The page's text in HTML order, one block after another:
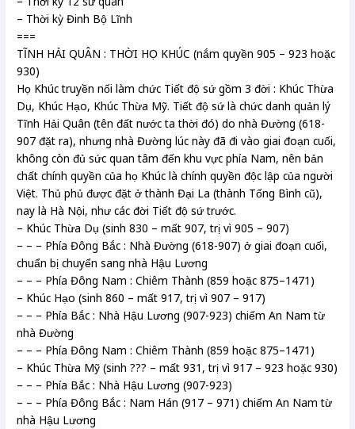
– Thời kỳ Đinh Bộ Lĩnh
===
TĨNH HẢI QUÂN : THỜI HỌ KHÚC (nắm quyền 905 – 923 hoặc
930)
Họ Khúc truyền nối làm chức Tiết độ sứ gồm 3 đời : Khúc Thừa
Dụ, Khúc Hạo, Khúc Thừa Mỹ. Tiết độ sứ là chức danh quản lý
Tĩnh Hải Quân (tên đất nước ta thời đó) do nhà Đường (618-
907 đặt ra), nhưng nhà Đường lúc này đã đi vào giai đoạn cuối,
không còn đủ sức quan tâm đến khu vực phía Nam, nên bản
chất chính quyền của họ Khúc là chính quyền độc lập của người
Việt. Thủ phủ được đặt ở thành Đại La (thành Tống Bình cũ),
nay là Hà Nội, như các đời Tiết độ sứ trước.
– Khúc Thừa Dụ (sinh 830 – mất 907, trị vì 905 – 907)
– – – Phía Đông Bắc : Nhà Đường (618-907) ở giai đoạn cuối,
chuẩn bị chuyển sang nhà Hậu Lương
– – – Phía Đông Nam : Chiêm Thành (859 hoặc 875–1471)
– Khúc Hạo (sinh 860 – mất 917, trị vì 907 – 917)
– – – Phía Bắc : Nhà Hậu Lương (907-923) chiếm An Nam từ
nhà Đường
– – – Phía Đông Nam : Chiêm Thành (859 hoặc 875–1471)
– Khúc Thừa Mỹ (sinh ??? – mất 931, trị vì 917 – 923 hoặc 930)
– – – Phía Bắc : Nhà Hậu Lương (907-923)
– – – Phía Đông Bắc : Nam Hán (917 – 971) chiếm An Nam từ
nhà Hậu Lương